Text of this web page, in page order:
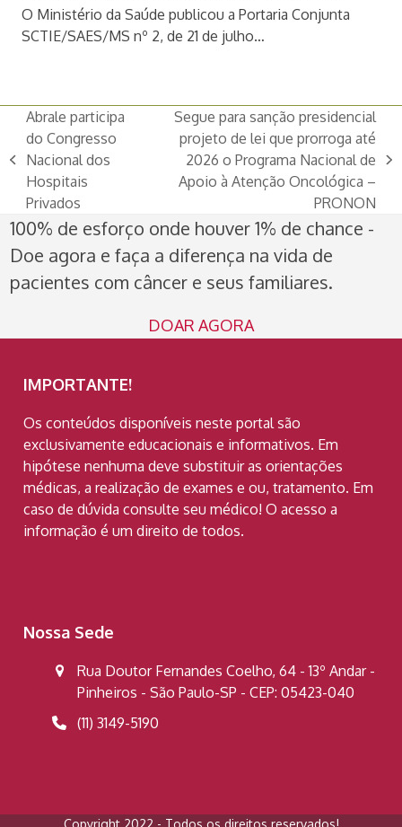
O Ministério da Saúde publicou a Portaria Conjunta
SCTIE/SAES/MS nº 2, de 21 de julho…
previous
post:
Abrale participa
do Congresso
Nacional dos
Hospitais
Privados
Segue para sanção presidencial
projeto de lei que prorroga até
2026 o Programa Nacional de
Apoio à Atenção Oncológica –
PRONON
100% de esforço onde houver 1% de chance -
Doe agora e faça a diferença na vida de
pacientes com câncer e seus familiares.
DOAR AGORA
IMPORTANTE!
Os conteúdos disponíveis neste portal são
exclusivamente educacionais e informativos. Em
hipótese nenhuma deve substituir as orientações
médicas, a realização de exames e ou, tratamento. Em
caso de dúvida consulte seu médico! O acesso a
informação é um direito de todos.
Nossa Sede
Rua Doutor Fernandes Coelho, 64 - 13º Andar -
Pinheiros - São Paulo-SP - CEP: 05423-040
(11) 3149-5190
Copyright 2022 - Todos os direitos reservados!